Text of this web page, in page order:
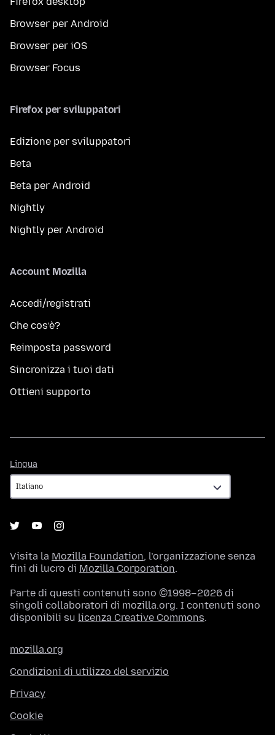
Browser per Android
Browser per iOS
Browser Focus
Firefox per sviluppatori
Edizione per sviluppatori
Beta
Beta per Android
Nightly
Nightly per Android
Account Mozilla
Accedi/registrati
Che cos’è?
Reimposta password
Sincronizza i tuoi dati
Ottieni supporto
Lingua
Visita la Mozilla Foundation, l’organizzazione senza
fini di lucro di Mozilla Corporation.
Parte di questi contenuti sono ©1998–2026 di
singoli collaboratori di mozilla.org. I contenuti sono
disponibili su licenza Creative Commons.
mozilla.org
Condizioni di utilizzo del servizio
Privacy
Cookie